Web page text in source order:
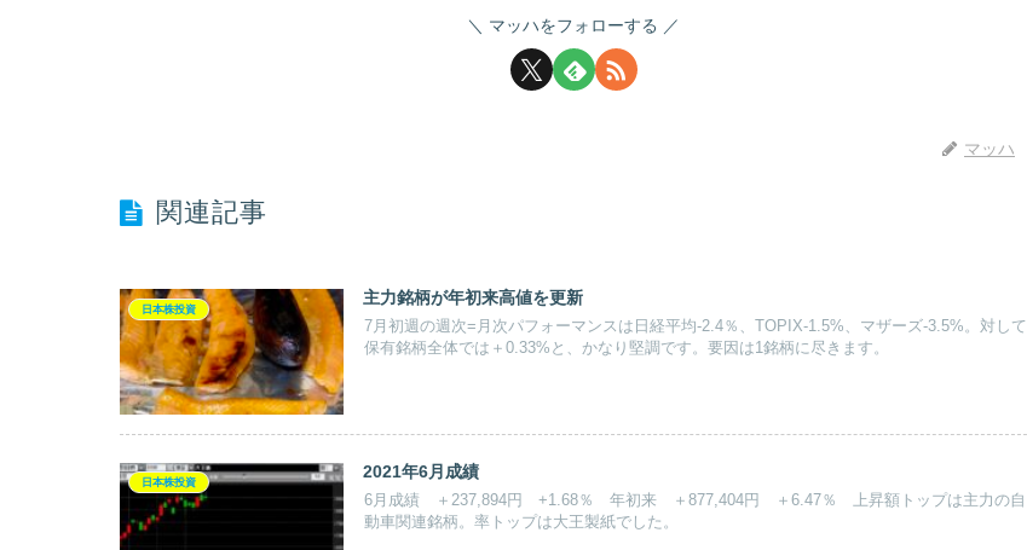
マッハをフォローする
マッハ
関連記事
日本株投資
主力銘柄が年初来高値を更新
7月初週の週次=月次パフォーマンスは日経平均-2.4％、TOPIX-1.5%、マザーズ-3.5%。対して
保有銘柄全体では＋0.33%と、かなり堅調です。要因は1銘柄に尽きます。
日本株投資
2021年6月成績
6月成績 ＋237,894円 +1.68％ 年初来 ＋877,404円 ＋6.47％ 上昇額トップは主力の自
動車関連銘柄。率トップは大王製紙でした。